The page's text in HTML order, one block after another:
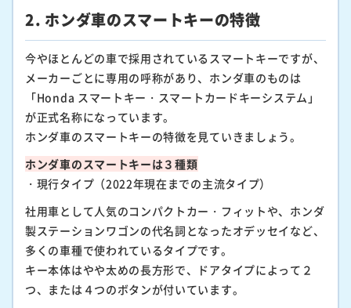
2. ホンダ車のスマートキーの特徴
今やほとんどの車で採用されているスマートキーですが、
メーカーごとに専用の呼称があり、ホンダ車のものは
「Honda スマートキー・スマートカードキーシステム」
が正式名称になっています。
ホンダ車のスマートキーの特徴を見ていきましょう。
ホンダ車のスマートキーは３種類
・現行タイプ（2022年現在までの主流タイプ）
社用車として人気のコンパクトカー・フィットや、ホンダ
製ステーションワゴンの代名詞となったオデッセイなど、
多くの車種で使われているタイプです。
キー本体はやや太めの長方形で、ドアタイプによって２
つ、または４つのボタンが付いています。